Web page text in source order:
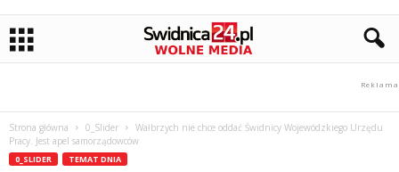
Strona główna 0_Slider
Wałbrzych nie chce oddać Świdnicy Wojewódzkiego Urzędu
Pracy. Jest apel samorządowców
0_SLIDER TEMAT DNIA